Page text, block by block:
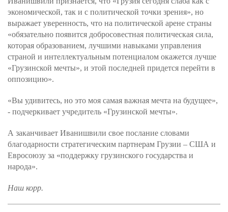
экономической, так и с политической точки зрения», но
выражает уверенность, что на политической арене страны
«обязательно появится добросовестная политическая сила,
которая образованием, лучшими навыками управления
страной и интеллектуальным потенциалом окажется лучше
«Грузинской мечты», и этой последней придется перейти в
оппозицию».
«Вы удивитесь, но это моя самая важная мечта на будущее»,
- подчеркивает учредитель «Грузинской мечты».
А заканчивает Иванишвили свое послание словами
благодарности стратегическим партнерам Грузии – США и
Евросоюзу за «поддержку грузинского государства и
народа».
Наш корр.